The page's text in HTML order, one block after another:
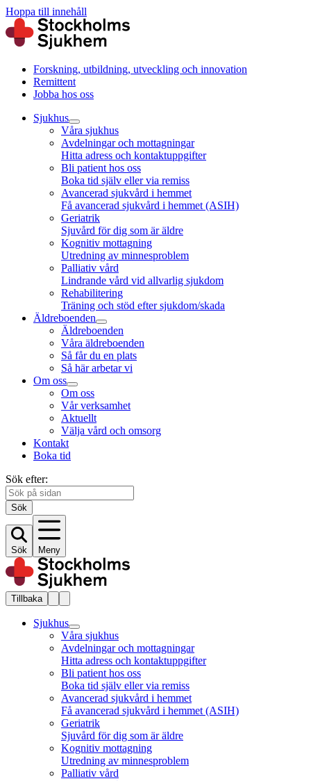
Hoppa till innehåll
Forskning, utbildning, utveckling och innovation
Remittent
Jobba hos oss
Sjukhus
Våra sjukhus
Avdelningar och mottagningar
Hitta adress och kontaktuppgifter
Bli patient hos oss
Boka tid själv eller via remiss
Avancerad sjukvård i hemmet
Få avancerad sjukvård i hemmet (ASIH)
Geriatrik
Sjuvård för dig som är äldre
Kognitiv mottagning
Utredning av minnesproblem
Palliativ vård
Lindrande vård vid allvarlig sjukdom
Rehabilitering
Träning och stöd efter sjukdom/skada
Äldreboenden
Äldreboenden
Våra äldreboenden
Så får du en plats
Så här arbetar vi
Om oss
Om oss
Vår verksamhet
Aktuellt
Välja vård och omsorg
Kontakt
Boka tid
Sök efter:
Sök
Sök Meny
Tillbaka
Sjukhus
Våra sjukhus
Avdelningar och mottagningar
Hitta adress och kontaktuppgifter
Bli patient hos oss
Boka tid själv eller via remiss
Avancerad sjukvård i hemmet
Få avancerad sjukvård i hemmet (ASIH)
Geriatrik
Sjuvård för dig som är äldre
Kognitiv mottagning
Utredning av minnesproblem
Palliativ vård